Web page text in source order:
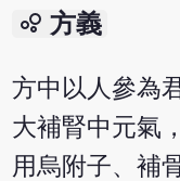
bubble_chart 方義
方中以人參為
大補腎中元氣
用烏附子、補